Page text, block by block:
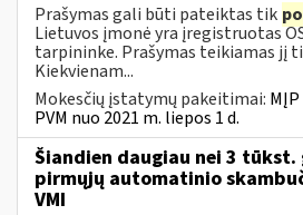
Prašymas gali būti pateiktas tik po
Lietuvos įmonė yra įregistruotas
tarpininke. Prašymas teikiamas jį
Kiekvienam...
Mokesčių įstatymų pakeitimai:
PVM nuo 2021 m. liepos 1 d.
Šiandien daugiau nei 3
pirmųjų automatinio
VMI